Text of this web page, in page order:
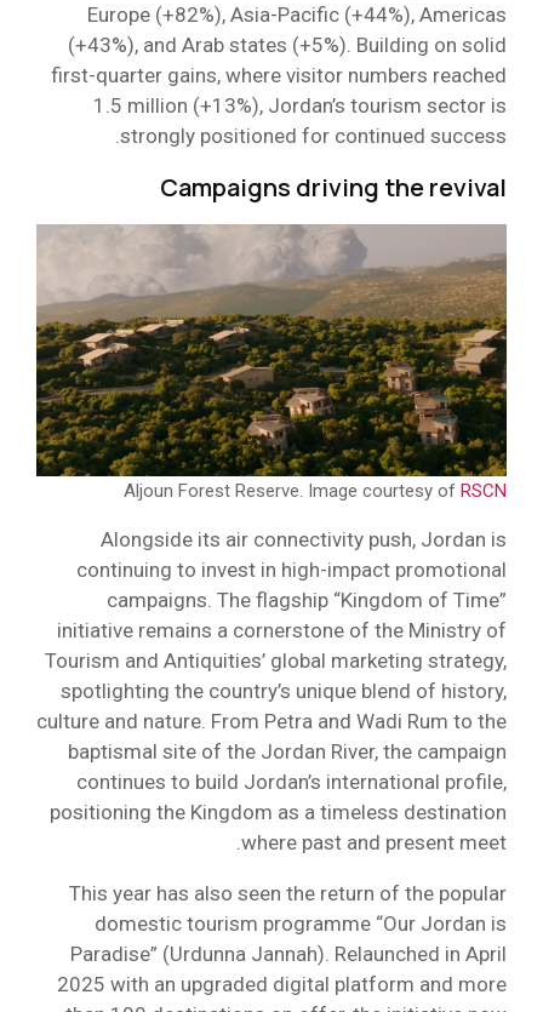
Europe (+82%), Asia-Pacific (+44%), Americas
(+43%), and Arab states (+5%). Building on solid
first-quarter gains, where visitor numbers reached
1.5 million (+13%), Jordan’s tourism sector is
strongly positioned for continued success.
Campaigns driving the revival
Aljoun Forest Reserve. Image courtesy of RSCN
Alongside its air connectivity push, Jordan is
continuing to invest in high-impact promotional
campaigns. The flagship “Kingdom of Time”
initiative remains a cornerstone of the Ministry of
Tourism and Antiquities’ global marketing strategy,
spotlighting the country’s unique blend of history,
culture and nature. From Petra and Wadi Rum to the
baptismal site of the Jordan River, the campaign
continues to build Jordan’s international profile,
positioning the Kingdom as a timeless destination
where past and present meet.
This year has also seen the return of the popular
domestic tourism programme “Our Jordan is
Paradise” (Urdunna Jannah). Relaunched in April
2025 with an upgraded digital platform and more